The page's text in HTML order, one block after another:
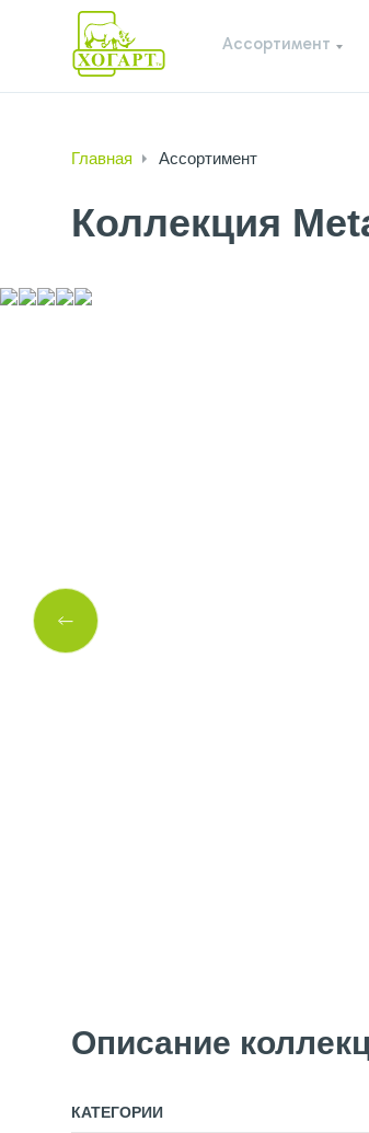
Ассортимент
Главная Ассортимент
Коллекция
Описание
КАТЕГОРИИ